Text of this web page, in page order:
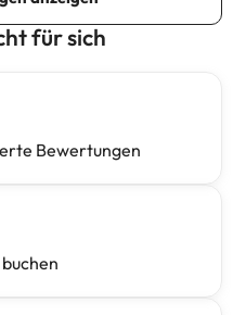
für sich
Bewertungen